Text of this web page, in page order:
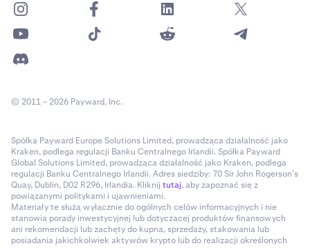
© 2011 – 2026 Payward, Inc.
Spółka Payward Europe Solutions Limited, prowadząca działalność jako
Kraken, podlega regulacji Banku Centralnego Irlandii. Spółka Payward
Global Solutions Limited, prowadząca działalność jako Kraken, podlega
regulacji Banku Centralnego Irlandii. Adres siedziby: 70 Sir John Rogerson’s
Quay, Dublin, D02 R296, Irlandia. Kliknij tutaj, aby zapoznać się z
powiązanymi politykami i ujawnieniami.
Materiały te służą wyłącznie do ogólnych celów informacyjnych i nie
stanowią porady inwestycyjnej lub dotyczącej produktów finansowych
ani rekomendacji lub zachęty do kupna, sprzedaży, stakowania lub
posiadania jakichkolwiek aktywów krypto lub do realizacji określonych